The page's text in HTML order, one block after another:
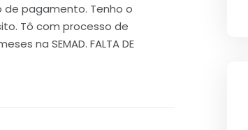
pagamento. Tenho o
Tô com processo de
na SEMAD. FALTA DE